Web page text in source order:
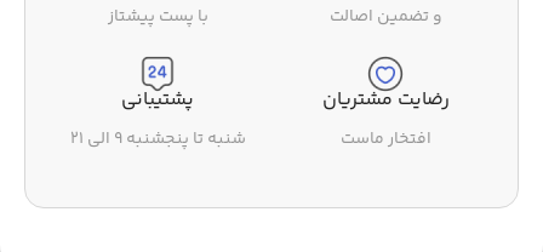
و تضمین اصالت با پست پیشتاز
رضایت مشتریان
افتخار ماست
پشتیبانی
شنبه تا پنجشنبه ۹ الی ۲۱